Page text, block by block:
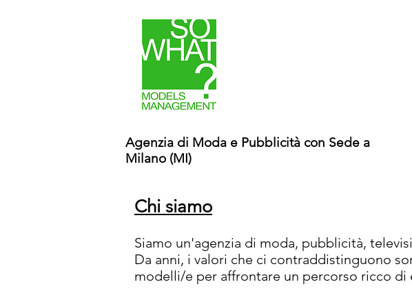
Agenzia di Moda e Pubblicità con Sede a
Milano (MI)
Chi siamo
Siamo un'agenzia di moda, pubblicità,
Da anni, i valori che ci contraddistinguono
modelli/e per affrontare un percorso ricco